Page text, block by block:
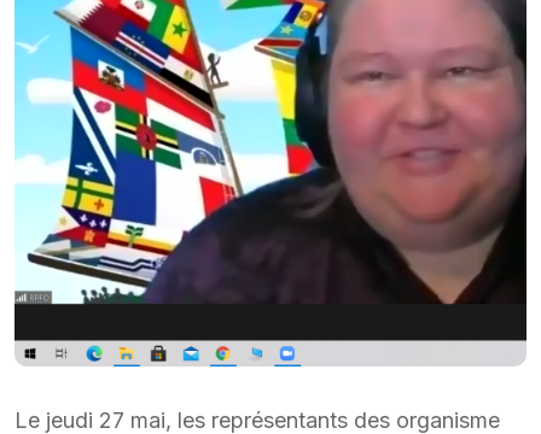
Le jeudi 27 mai, les représentants des organisme